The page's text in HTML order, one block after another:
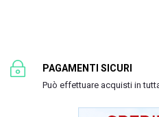
PAGAMENTI SICURI
Può effettuare acquisti in